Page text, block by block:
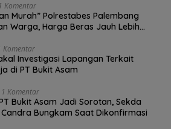
1 Komentar
Murah” Polrestabes Palembang
Warga, Harga Beras Jauh Lebih
Komentar
Investigasi Lapangan Terkait
di PT Bukit Asam
1 Komentar
Bukit Asam Jadi Sorotan, Sekda
Bungkam Saat Dikonfirmasi